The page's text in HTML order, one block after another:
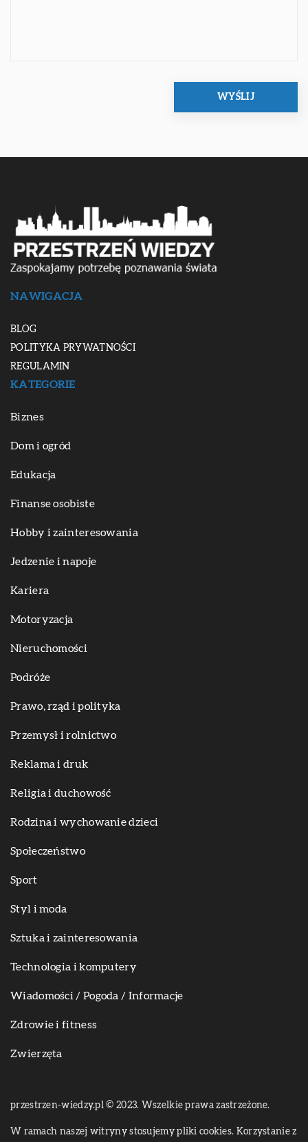
NAWIGACJA
BLOG
POLITYKA PRYWATNOŚCI
REGULAMIN
KATEGORIE
Biznes
Dom i ogród
Edukacja
Finanse osobiste
Hobby i zainteresowania
Jedzenie i napoje
Kariera
Motoryzacja
Nieruchomości
Podróże
Prawo, rząd i polityka
Przemysł i rolnictwo
Reklama i druk
Religia i duchowość
Rodzina i wychowanie dzieci
Społeczeństwo
Sport
Styl i moda
Sztuka i zainteresowania
Technologia i komputery
Wiadomości / Pogoda / Informacje
Zdrowie i fitness
Zwierzęta
przestrzen-wiedzy.pl © 2023. Wszelkie prawa zastrzeżone.
W ramach naszej witryny stosujemy pliki cookies. Korzystanie z